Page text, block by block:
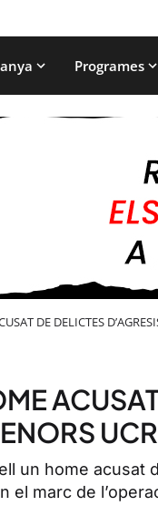
Programes
DE DELICTES
un home acusat
el marc de